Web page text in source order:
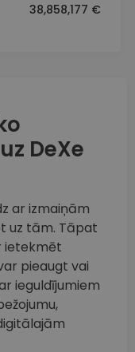
38,858,177 €
DeXe
ar izmaiņām
uz tām. Tāpat
ietekmēt
pieaugt vai
ieguldījumiem